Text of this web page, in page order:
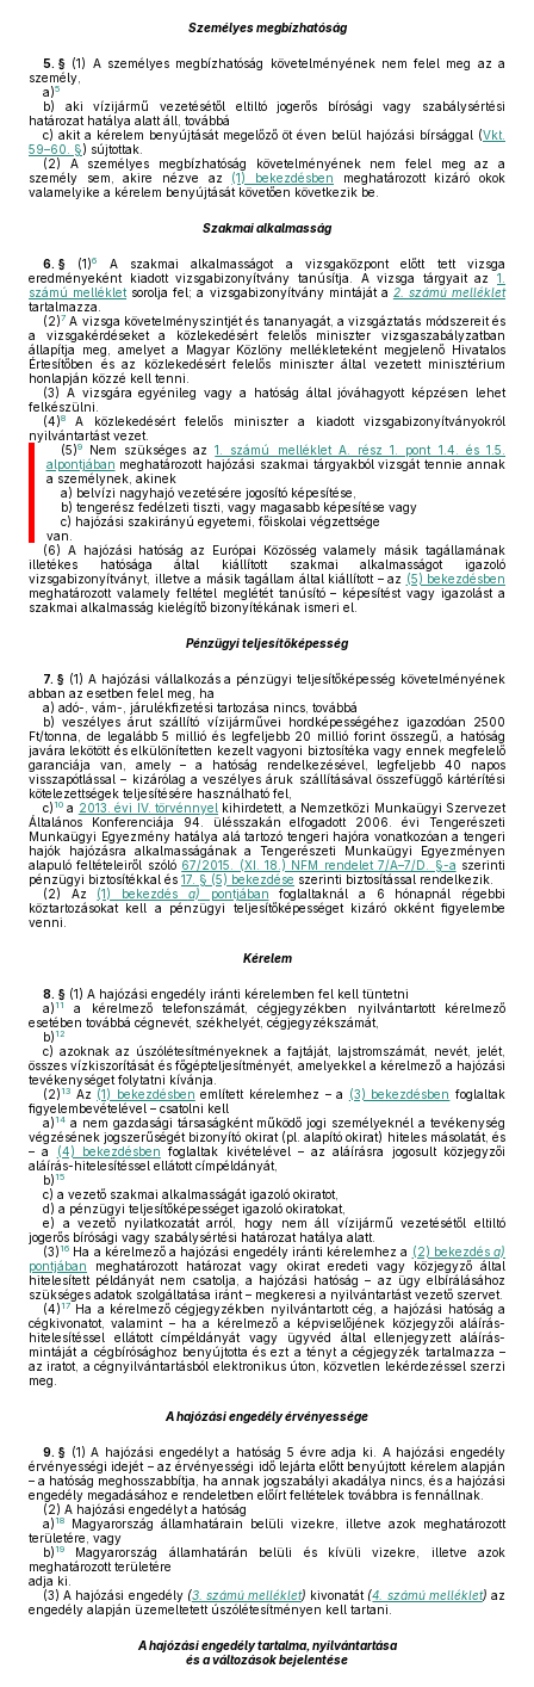
Személyes megbízhatóság
5. § (1) A személyes megbízhatóság követelményének nem felel meg az a
személy,
a)5
b) aki vízijármű vezetésétől eltiltó jogerős bírósági vagy szabálysértési
határozat hatálya alatt áll, továbbá
c) akit a kérelem benyújtását megelőző öt éven belül hajózási bírsággal (Vkt.
59–60. §) sújtottak.
(2) A személyes megbízhatóság követelményének nem felel meg az a
személy sem, akire nézve az (1) bekezdésben meghatározott kizáró okok
valamelyike a kérelem benyújtását követően következik be.
Szakmai alkalmasság
6. § (1)6
A szakmai alkalmasságot a vizsgaközpont előtt tett vizsga
eredményeként kiadott vizsgabizonyítvány tanúsítja. A vizsga tárgyait az 1.
számú melléklet sorolja fel; a vizsgabizonyítvány mintáját a 2. számú melléklet
tartalmazza.
(2)7 A vizsga követelményszintjét és tananyagát, a vizsgáztatás módszereit és
a vizsgakérdéseket a közlekedésért felelős miniszter vizsgaszabályzatban
állapítja meg, amelyet a Magyar Közlöny mellékleteként megjelenő Hivatalos
Értesítőben és az közlekedésért felelős miniszter által vezetett minisztérium
honlapján közzé kell tenni.
(3) A vizsgára egyénileg vagy a hatóság által jóváhagyott képzésen lehet
felkészülni.
(4)8
A közlekedésért felelős miniszter a kiadott vizsgabizonyítványokról
nyilvántartást vezet.
(5)9Nem szükséges az1. számú melléklet A. rész 1. pont 1.4. és 1.5.
alpontjában meghatározott hajózási szakmai tárgyakból vizsgát tennie annak
a személynek, akinek
a) belvízi nagyhajó vezetésére jogosító képesítése,
b) tengerész fedélzeti tiszti, vagy magasabb képesítése vagy
c) hajózási szakirányú egyetemi, főiskolai végzettsége
van.
(6) A hajózási hatóság az Európai Közösség valamely másik tagállamának
illetékes hatósága által kiállított szakmai alkalmasságot igazoló
vizsgabizonyítványt, illetve a másik tagállam által kiállított – az (5) bekezdésben
meghatározott valamely feltétel meglétét tanúsító – képesítést vagy igazolást a
szakmai alkalmasság kielégítő bizonyítékának ismeri el.
Pénzügyi teljesítőképesség
7. § (1) A hajózási vállalkozás a pénzügyi teljesítőképesség követelményének
abban az esetben felel meg, ha
a) adó-, vám-, járulékfizetési tartozása nincs, továbbá
b) veszélyes árut szállító vízijárművei hordképességéhez igazodóan 2500
Ft/tonna, de legalább 5 millió és legfeljebb 20 millió forint összegű, a hatóság
javára lekötött és elkülönítetten kezelt vagyoni biztosítéka vagy ennek megfelelő
garanciája van, amely – a hatóság rendelkezésével, legfeljebb 40 napos
visszapótlással – kizárólag a veszélyes áruk szállításával összefüggő kártérítési
kötelezettségek teljesítésére használható fel,
c) 10 a 2013. évi IV. törvénnyel kihirdetett, a Nemzetközi Munkaügyi Szervezet
Általános Konferenciája 94. ülésszakán elfogadott 2006. évi Tengerészeti
Munkaügyi Egyezmény hatálya alá tartozó tengeri hajóra vonatkozóan a tengeri
hajók hajózásra alkalmasságának a Tengerészeti Munkaügyi Egyezményen
alapuló feltételeiről szóló 67/2015. (XI. 18.) NFM rendelet 7/A–7/D. §-a szerinti
pénzügyi biztosítékkal és 17. § (5) bekezdése szerinti biztosítással rendelkezik.
(2) Az (1) bekezdés a) pontjában foglaltaknál a 6 hónapnál régebbi
köztartozásokat kell a pénzügyi teljesítőképességet kizáró okként figyelembe
venni.
Kérelem
8. § (1) A hajózási engedély iránti kérelemben fel kell tüntetni
a) 11
a kérelmező telefonszámát, cégjegyzékben nyilvántartott kérelmező
esetében továbbá cégnevét, székhelyét, cégjegyzékszámát,
b) 12
c) azoknak az úszólétesítményeknek a fajtáját, lajstromszámát, nevét, jelét,
összes vízkiszorítását és főgépteljesítményét, amelyekkel a kérelmező a hajózási
tevékenységet folytatni kívánja.
(2) 13 Az (1) bekezdésben említett kérelemhez – a (3) bekezdésben foglaltak
figyelembevételével – csatolni kell
a) 14 a nem gazdasági társaságként működő jogi személyeknél a tevékenység
végzésének jogszerűségét bizonyító okirat (pl. alapító okirat) hiteles másolatát, és
– a
(4) bekezdésben foglaltak kivételével – az aláírásra jogosult közjegyzői
aláírás-hitelesítéssel ellátott címpéldányát,
b) 15
c) a vezető szakmai alkalmasságát igazoló okiratot,
d) a pénzügyi teljesítőképességet igazoló okiratokat,
e) a vezető nyilatkozatát arról, hogy nem áll vízijármű vezetésétől eltiltó
jogerős bírósági vagy szabálysértési határozat hatálya alatt.
(3) 16 Ha a kérelmező a hajózási engedély iránti kérelemhez a (2) bekezdés a)
pontjában meghatározott határozat vagy okirat eredeti vagy közjegyző által
hitelesített példányát nem csatolja, a hajózási hatóság – az ügy elbírálásához
szükséges adatok szolgáltatása iránt – megkeresi a nyilvántartást vezető szervet.
(4) 17 Ha a kérelmező cégjegyzékben nyilvántartott cég, a hajózási hatóság a
cégkivonatot, valamint – ha a kérelmező a képviselőjének közjegyzői aláírás-
hitelesítéssel ellátott címpéldányát vagy ügyvéd által ellenjegyzett aláírás-
mintáját a cégbírósághoz benyújtotta és ezt a tényt a cégjegyzék tartalmazza –
az iratot, a cégnyilvántartásból elektronikus úton, közvetlen lekérdezéssel szerzi
meg.
A hajózási engedély érvényessége
9. § (1) A hajózási engedélyt a hatóság 5 évre adja ki. A hajózási engedély
érvényességi idejét – az érvényességi idő lejárta előtt benyújtott kérelem alapján
– a hatóság meghosszabbítja, ha annak jogszabályi akadálya nincs, és a hajózási
engedély megadásához e rendeletben előírt feltételek továbbra is fennállnak.
(2) A hajózási engedélyt a hatóság
a) 18
Magyarország államhatárain belüli vizekre, illetve azok meghatározott
területére, vagy
b) 19
Magyarország államhatárán belüli és kívüli vizekre, illetve azok
meghatározott területére
adja ki.
(3) A hajózási engedély (3. számú melléklet) kivonatát (4. számú melléklet) az
engedély alapján üzemeltetett úszólétesítményen kell tartani.
A hajózási engedély tartalma, nyilvántartása
és a változások bejelentése